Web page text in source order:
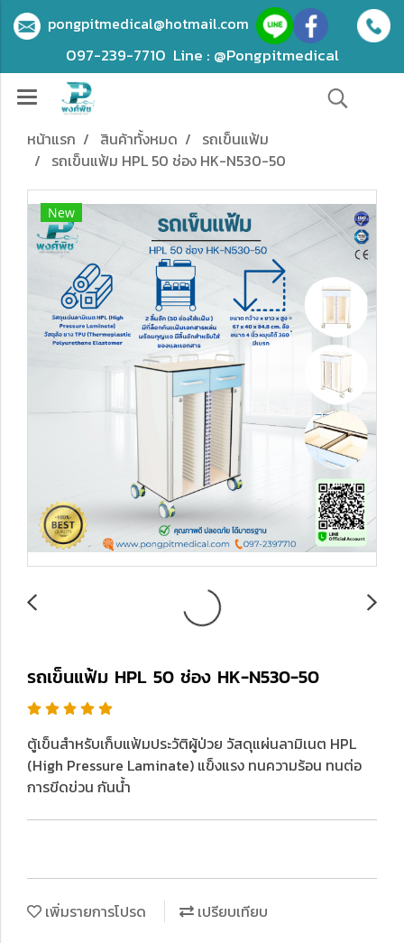
pongpitmedical@hotmail.com
097-239-7710 Line : @Pongpitmedical
หน้าแรก สินค้าทั้งหมด
รถเข็นแฟ้ม
รถเข็นแฟ้ม HPL 50 ช่อง HK-N530-50
New
รถเข็นแฟ้ม HPL 50 ช่อง HK-N530-50
ตู้เข็นสำหรับเก็บแฟ้มประวัติผู้ป่วย วัสดุแผ่นลามิเนต HPL
(High Pressure Laminate) แข็งแรง ทนความร้อน ทนต่อ
การขีดข่วน กันน้ำ
เพิ่มรายการโปรด
เปรียบเทียบ